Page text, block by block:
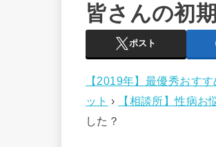
皆さんの初
ポスト
【2019年】最優秀おす
ット › 【相談所】性病お
した？